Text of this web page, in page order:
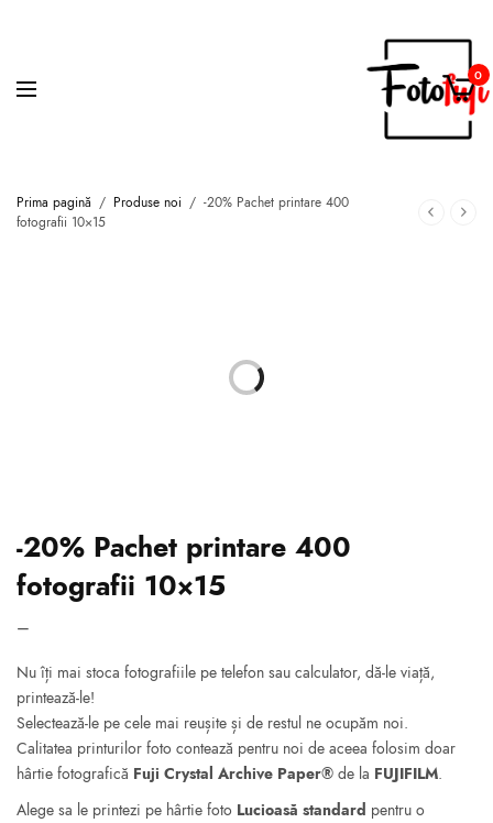
0
Prima pagină / Produse noi / -20% Pachet printare 400
fotografii 10×15
-20% Pachet printare 400
fotografii 10×15
–
496.00 lei
până la
528.00 lei
Nu îți mai stoca fotografiile pe telefon sau calculator, dă-le viață,
printează-le!
Selectează-le pe cele mai reușite și de restul ne ocupăm noi.
Calitatea printurilor foto contează pentru noi de aceea folosim doar
hârtie fotografică Fuji Crystal Archive Paper® de la FUJIFILM.
Alege sa le printezi pe hârtie foto Lucioasă standard pentru o